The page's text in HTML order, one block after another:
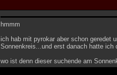
hmmm
ich hab mit pyrokar aber schon geredet
Sonnenkreis...und erst danach hatte
wo ist denn dieser suchende am